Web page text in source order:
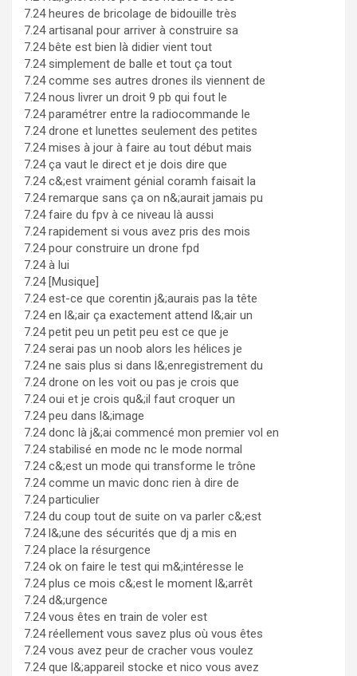
7.24 heures de bricolage de bidouille très
7.24 artisanal pour arriver à construire sa
7.24 bête est bien là didier vient tout
7.24 simplement de balle et tout ça tout
7.24 comme ses autres drones ils viennent de
7.24 nous livrer un droit 9 pb qui fout le
7.24 paramétrer entre la radiocommande le
7.24 drone et lunettes seulement des petites
7.24 mises à jour à faire au tout début mais
7.24 ça vaut le direct et je dois dire que
7.24 c&;est vraiment génial coramh faisait la
7.24 remarque sans ça on n&;aurait jamais pu
7.24 faire du fpv à ce niveau là aussi
7.24 rapidement si vous avez pris des mois
7.24 pour construire un drone fpd
7.24 à lui
7.24 [Musique]
7.24 est-ce que corentin j&;aurais pas la tête
7.24 en l&;air ça exactement attend l&;air un
7.24 petit peu un petit peu est ce que je
7.24 serai pas un noob alors les hélices je
7.24 ne sais plus si dans l&;enregistrement du
7.24 drone on les voit ou pas je crois que
7.24 oui et je crois qu&;il faut croquer un
7.24 peu dans l&;image
7.24 donc là j&;ai commencé mon premier vol en
7.24 stabilisé en mode nc le mode normal
7.24 c&;est un mode qui transforme le trône
7.24 comme un mavic donc rien à dire de
7.24 particulier
7.24 du coup tout de suite on va parler c&;est
7.24 l&;une des sécurités que dj a mis en
7.24 place la résurgence
7.24 ok on faire le test qui m&;intéresse le
7.24 plus ce mois c&;est le moment l&;arrêt
7.24 d&;urgence
7.24 vous êtes en train de voler est
7.24 réellement vous savez plus où vous êtes
7.24 vous avez peur de cracher vous voulez
7.24 que l&;appareil stocke et nico vous avez